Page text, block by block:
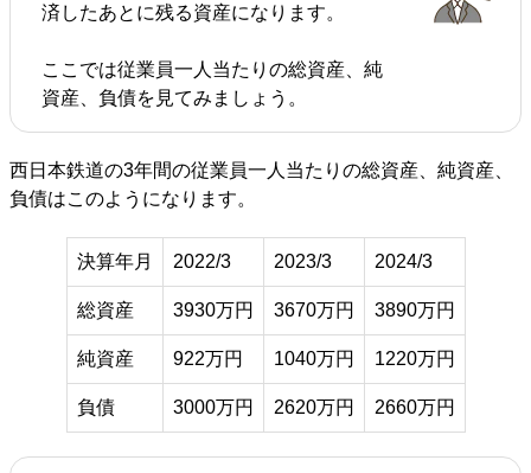
済したあとに残る資産になります。
ここでは従業員一人当たりの総資産、純
資産、負債を見てみましょう。
西日本鉄道の3年間の従業員一人当たりの総資産、純資産、
負債はこのようになります。
決算年月 2022/3 2023/3 2024/3
総資産 3930万円 3670万円 3890万円
純資産 922万円 1040万円 1220万円
負債 3000万円 2620万円 2660万円